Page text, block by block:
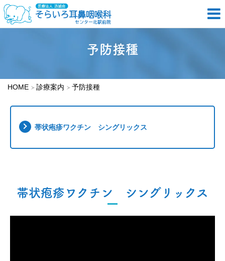
予防接種
HOME 診療案内 予防接種
帯状疱疹ワクチン シングリックス
帯状疱疹ワクチン シングリックス